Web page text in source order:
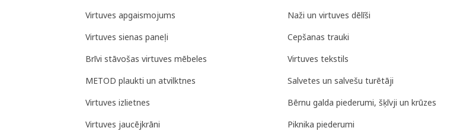
Virtuves apgaismojums
Virtuves sienas paneļi
Brīvi stāvošas virtuves mēbeles
METOD plaukti un atvilktnes
Virtuves izlietnes
Virtuves jaucējkrāni
Naži un virtuves dēlīši
Cepšanas trauki
Virtuves tekstils
Salvetes un salvešu turētāji
Bērnu galda piederumi, šķīvji un krūzes
Piknika piederumi